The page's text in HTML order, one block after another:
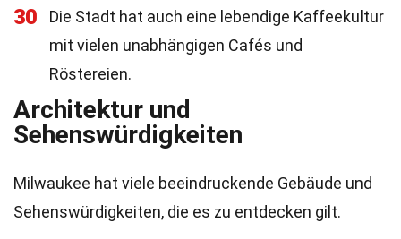
30
Die Stadt hat auch eine lebendige Kaffeekultur
mit vielen unabhängigen Cafés und
Röstereien.
Architektur und
Sehenswürdigkeiten
Milwaukee hat viele beeindruckende Gebäude und
Sehenswürdigkeiten, die es zu entdecken gilt.